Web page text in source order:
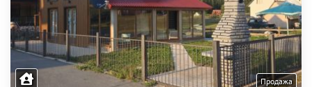
Продажа